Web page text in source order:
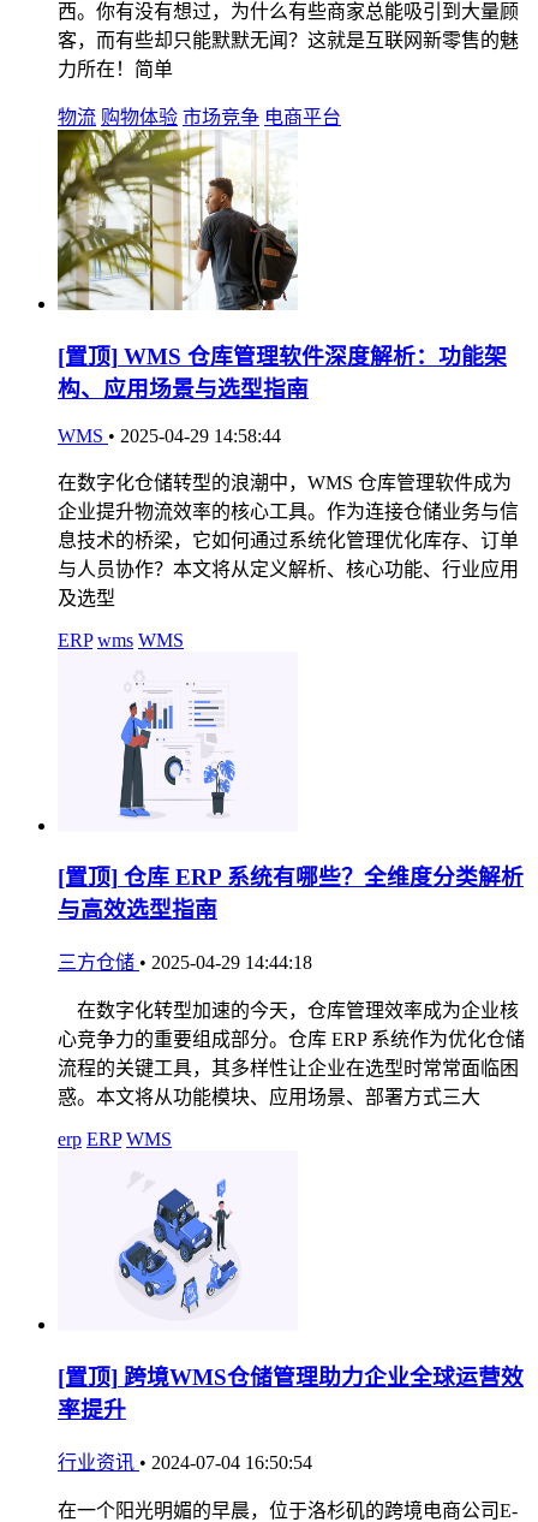
西。你有没有想过，为什么有些商家总能吸引到大量顾
客，而有些却只能默默无闻？这就是互联网新零售的魅
力所在！简单
物流 购物体验 市场竞争 电商平台
[置顶] WMS 仓库管理软件深度解析：功能架
构、应用场景与选型指南
WMS • 2025-04-29 14:58:44
在数字化仓储转型的浪潮中，WMS 仓库管理软件成为
企业提升物流效率的核心工具。作为连接仓储业务与信
息技术的桥梁，它如何通过系统化管理优化库存、订单
与人员协作？本文将从定义解析、核心功能、行业应用
及选型
ERP wms WMS
[置顶] 仓库 ERP 系统有哪些？全维度分类解析
与高效选型指南
三方仓储 • 2025-04-29 14:44:18
在数字化转型加速的今天，仓库管理效率成为企业核
心竞争力的重要组成部分。仓库 ERP 系统作为优化仓储
流程的关键工具，其多样性让企业在选型时常常面临困
惑。本文将从功能模块、应用场景、部署方式三大
erp ERP WMS
[置顶] 跨境WMS仓储管理助力企业全球运营效
率提升
行业资讯 • 2024-07-04 16:50:54
在一个阳光明媚的早晨，位于洛杉矶的跨境电商公司E-